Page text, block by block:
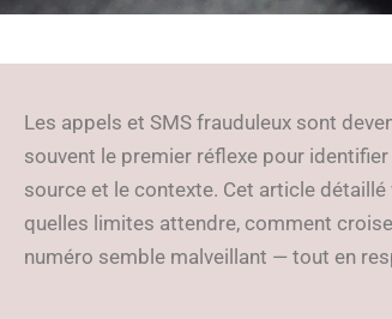
Les appels et SMS frauduleux sont
souvent le premier réflexe pour
source et le contexte. Cet article
quelles limites attendre, comment
numéro semble malveillant — tout en